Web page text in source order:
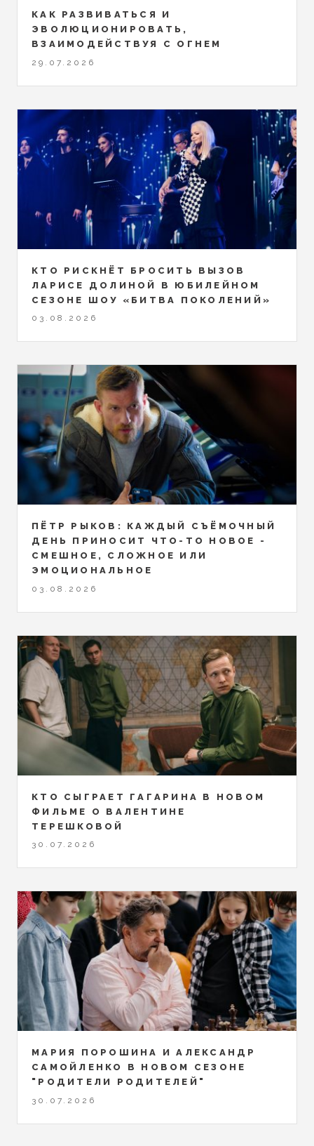
КАК РАЗВИВАТЬСЯ И
ЭВОЛЮЦИОНИРОВАТЬ,
ВЗАИМОДЕЙСТВУЯ С ОГНЕМ
29.07.2026
КТО РИСКНЁТ БРОСИТЬ ВЫЗОВ
ЛАРИСЕ ДОЛИНОЙ В ЮБИЛЕЙНОМ
СЕЗОНЕ ШОУ «БИТВА ПОКОЛЕНИЙ»
03.08.2026
ПЁТР РЫКОВ: КАЖДЫЙ СЪЁМОЧНЫЙ
ДЕНЬ ПРИНОСИТ ЧТО-ТО НОВОЕ -
СМЕШНОЕ, СЛОЖНОЕ ИЛИ
ЭМОЦИОНАЛЬНОЕ
03.08.2026
КТО СЫГРАЕТ ГАГАРИНА В НОВОМ
ФИЛЬМЕ О ВАЛЕНТИНЕ
ТЕРЕШКОВОЙ
30.07.2026
МАРИЯ ПОРОШИНА И АЛЕКСАНДР
САМОЙЛЕНКО В НОВОМ СЕЗОНЕ
"РОДИТЕЛИ РОДИТЕЛЕЙ"
30.07.2026